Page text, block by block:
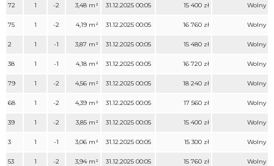
72 1 -2 3,48 m² 31.12.2025 00:05 15 400 zł Wolny
75 1 -2 4,19 m² 31.12.2025 00:05 16 760 zł Wolny
2 1 -1 3,87 m² 31.12.2025 00:05 15 480 zł Wolny
38 1 -1 4,18 m² 31.12.2025 00:05 16 720 zł Wolny
79 1 -2 4,56 m² 31.12.2025 00:05 18 240 zł Wolny
68 1 -2 4,39 m² 31.12.2025 00:05 17 560 zł Wolny
39 1 -2 3,85 m² 31.12.2025 00:05 15 400 zł Wolny
3 1 -1 3,06 m² 31.12.2025 00:05 15 300 zł Wolny
53 1 -2 3,94 m² 31.12.2025 00:05 15 760 zł Wolny